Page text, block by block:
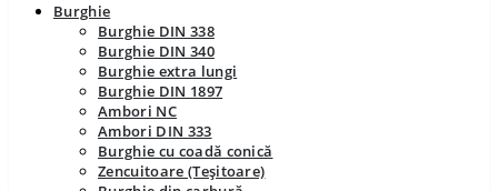
Burghie
Burghie DIN 338
Burghie DIN 340
Burghie extra lungi
Burghie DIN 1897
Ambori NC
Ambori DIN 333
Burghie cu coadă conică
Zencuitoare (Teșitoare)